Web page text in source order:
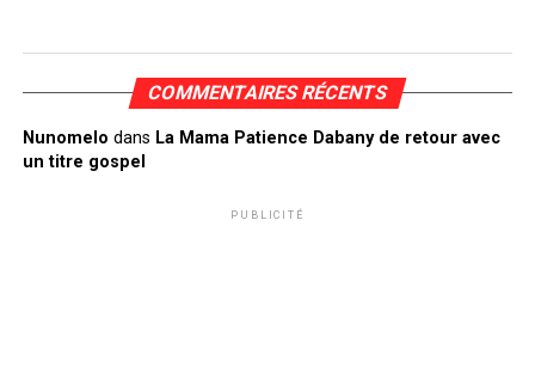
COMMENTAIRES RÉCENTS
Nunomelo dans La Mama Patience Dabany de retour avec
un titre gospel
PUBLICITÉ